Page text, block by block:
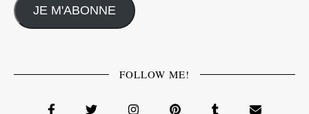
JE M'ABONNE
FOLLOW ME!